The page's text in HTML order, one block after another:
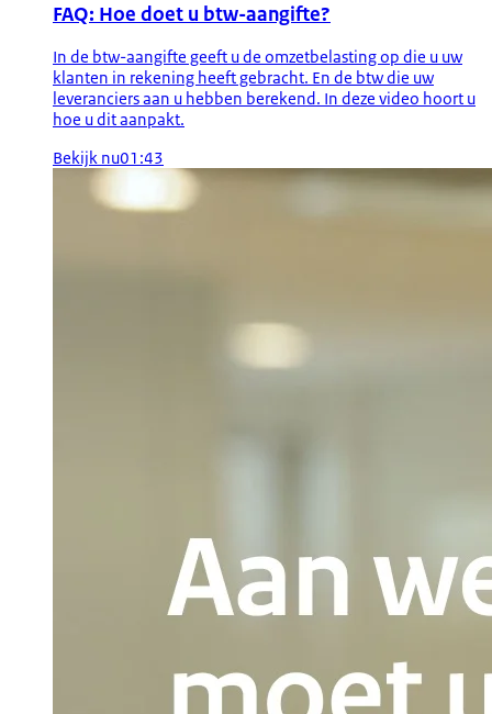
FAQ: Hoe doet u btw-aangifte?
In de btw-aangifte geeft u de omzetbelasting op die u uw
klanten in rekening heeft gebracht. En de btw die uw
leveranciers aan u hebben berekend. In deze video hoort u
hoe u dit aanpakt.
Bekijk nu01:43